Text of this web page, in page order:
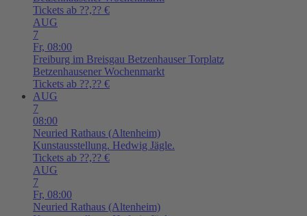
Tickets ab ??,?? €
AUG
7
Fr, 08:00
Freiburg im Breisgau Betzenhauser Torplatz
Betzenhausener Wochenmarkt
Tickets ab ??,?? €
AUG
7
08:00
Neuried Rathaus (Altenheim)
Kunstausstellung. Hedwig Jägle.
Tickets ab ??,?? €
AUG
7
Fr, 08:00
Neuried Rathaus (Altenheim)